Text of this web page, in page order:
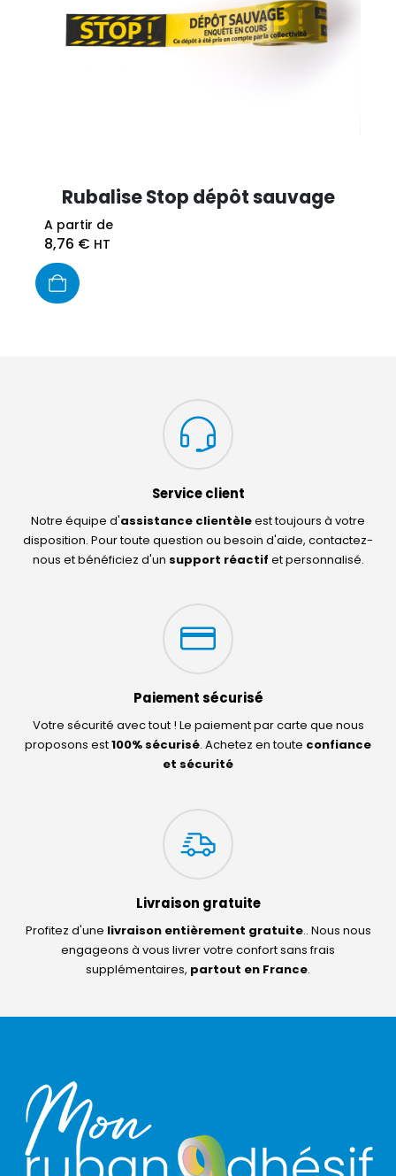
Rubalise Stop dépôt sauvage
A partir de
8,76 € HT
Service client
Notre équipe d'assistance clientèleest toujours à votre
disposition. Pour toute question ou besoin d'aide, contactez-
nous et bénéficiez d'un support réactif et personnalisé.
Paiement sécurisé
Votre sécurité avec tout ! Le paiement par carte que nous
proposons est100% sécurisé. Achetez en toute confiance
et sécurité
Livraison gratuite
Profitez d'une livraison entièrement gratuite.. Nous nous
engageons à vous livrer votre confort sans frais
supplémentaires, partout en France.